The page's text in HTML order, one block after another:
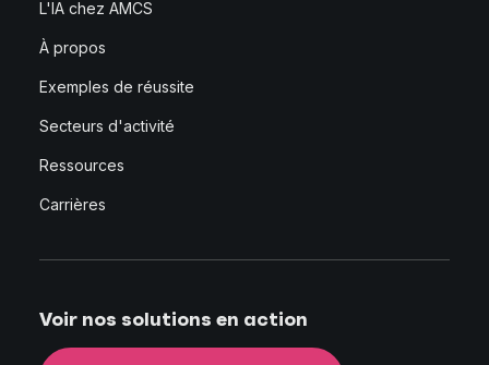
L'IA chez AMCS
À propos
Exemples de réussite
Secteurs d'activité
Ressources
Carrières
Voir nos solutions en action